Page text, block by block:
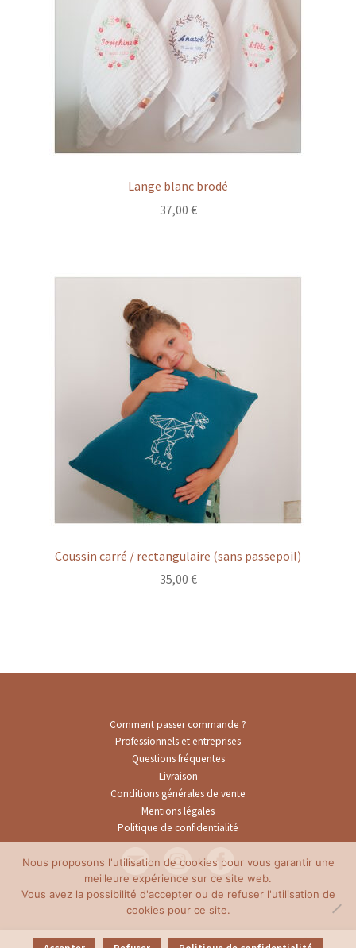
Lange blanc brodé
37,00 €
Coussin carré / rectangulaire (sans passepoil)
35,00 €
Comment passer commande ?
Professionnels et entreprises
Questions fréquentes
Livraison
Conditions générales de vente
Mentions légales
Politique de confidentialité
0
Nous proposons l'utilisation de cookies pour vous garantir une
meilleure expérience sur ce site web.
Vous avez la possibilité d'accepter ou de refuser l'utilisation de
cookies pour ce site.